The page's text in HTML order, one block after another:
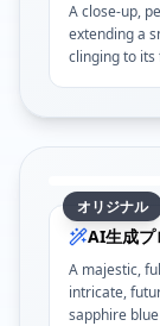
A close-up,
extending a
clinging to its
オリジナル
AI生成プ
A majestic,
intricate,
sapphire